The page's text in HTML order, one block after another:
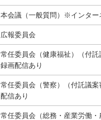
本会議（一般質問）※インター
広報委員会
常任委員会（健康福祉）（付
録画配信あり
常任委員会（警察）（付託議
配信あり
常任委員会（総務・産業労働